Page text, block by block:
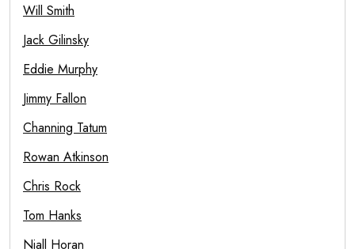
Will Smith
Jack Gilinsky
Eddie Murphy
Jimmy Fallon
Channing Tatum
Rowan Atkinson
Chris Rock
Tom Hanks
Niall Horan